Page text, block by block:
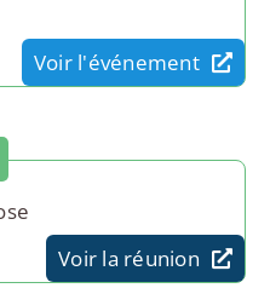
Voir l'événement
Voir la réunion